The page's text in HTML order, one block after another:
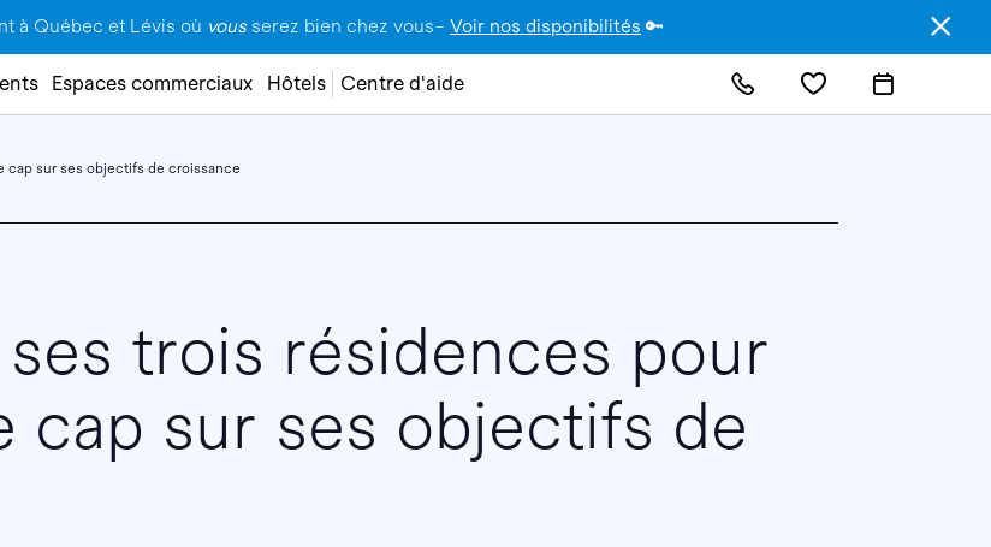
à Québec et Lévis où vous serez bien chez vous– Voir nos disponibilités 🔑
Espaces commerciaux Hôtels Centre d'aide
cap sur ses objectifs de croissance
trois résidences pour
cap sur ses objectifs de